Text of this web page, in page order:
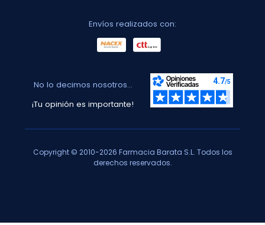
Envíos realizados con:
No lo decimos nosotros...
¡Tu opinión es importante!
Copyright © 2010-2026 Farmacia Barata S.L. Todos los
derechos reservados.